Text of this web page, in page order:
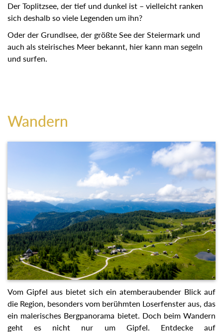
Der Toplitzsee, der tief und dunkel ist – vielleicht ranken
sich deshalb so viele Legenden um ihn?
Oder der Grundlsee, der größte See der Steiermark und
auch als steirisches Meer bekannt, hier kann man segeln
und surfen.
Wandern
Vom Gipfel aus bietet sich ein atemberaubender Blick auf
die Region, besonders vom berühmten Loserfenster aus, das
ein malerisches Bergpanorama bietet. Doch beim Wandern
geht es nicht nur um Gipfel. Entdecke auf